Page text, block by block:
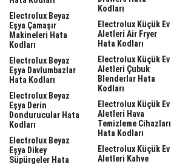
Electrolux Beyaz
Eşya Çamaşır
Makineleri Hata
Kodları
Electrolux Beyaz
Eşya Davlumbazlar
Hata Kodları
Electrolux Beyaz
Eşya Derin
Dondurucular Hata
Kodları
Electrolux Beyaz
Eşya Dikey
Süpürgeler Hata
Kodları
Electrolux Küçük Ev
Aletleri Air Fryer
Hata Kodları
Electrolux Küçük Ev
Aletleri Çubuk
Blenderlar Hata
Kodları
Electrolux Küçük Ev
Aletleri Hava
Temizleme Cihazları
Hata Kodları
Electrolux Küçük Ev
Aletleri Kahve